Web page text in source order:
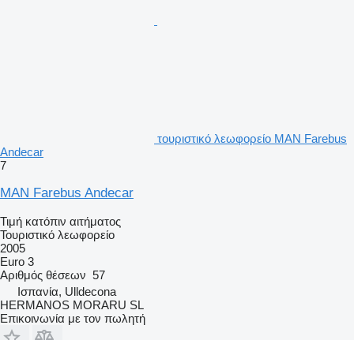
τουριστικό λεωφορείο MAN Farebus
Andecar
7
MAN Farebus Andecar
Τιμή κατόπιν αιτήματος
Τουριστικό λεωφορείο
2005
Euro 3
Αριθμός θέσεων 57
Ισπανία, Ulldecona
HERMANOS MORARU SL
Επικοινωνία με τον πωλητή